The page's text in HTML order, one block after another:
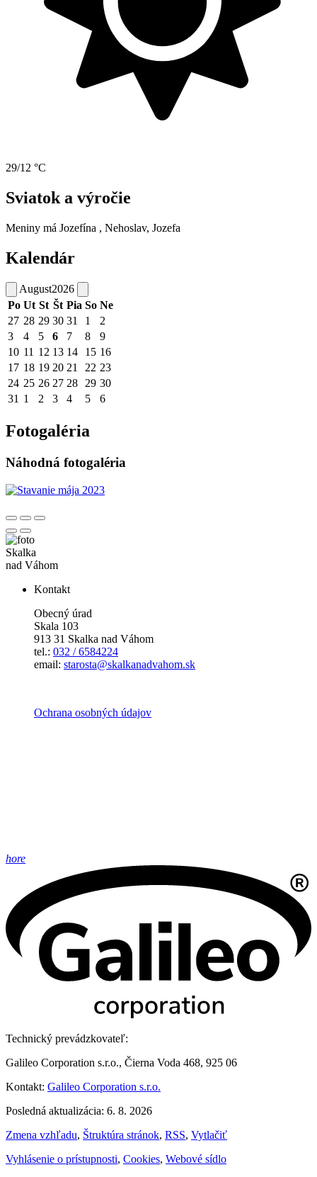
29/12 °C
Sviatok a výročie
Meniny má Jozefína , Nehoslav, Jozefa
Kalendár
August2026
Po Ut St Št Pia So Ne
27 28 29 30 31 1
2
3
4 5 6 7 8
9
10 11 12 13 14 15 16
17 18 19 20 21 22 23
24 25 26 27 28 29 30
31 1 2 3 4 5 6
Fotogaléria
Náhodná fotogaléria
Skalka
nad Váhom
Kontakt
Obecný úrad
Skala 103
913 31 Skalka nad Váhom
tel.: 032 / 6584224
email: starosta@skalkanadvahom.sk
Ochrana osobných údajov
hore
Technický prevádzkovateľ:
Galileo Corporation s.r.o., Čierna Voda 468, 925 06
Kontakt: Galileo Corporation s.r.o.
Posledná aktualizácia: 6. 8. 2026
Zmena vzhľadu, Štruktúra stránok, RSS, Vytlačiť
Vyhlásenie o prístupnosti, Cookies, Webové sídlo